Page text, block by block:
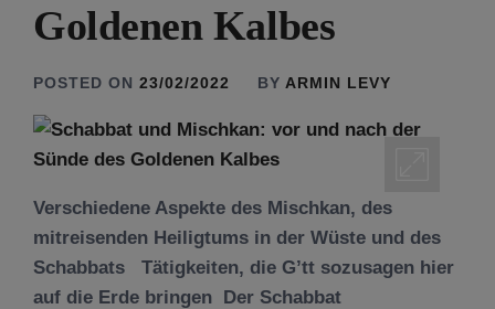
Goldenen Kalbes
POSTED ON 23/02/2022 BY ARMIN LEVY
Verschiedene Aspekte des Mischkan, des
mitreisenden Heiligtums in der Wüste und des
Schabbats Tätigkeiten, die G’tt sozusagen hier
auf die Erde bringen Der Schabbat